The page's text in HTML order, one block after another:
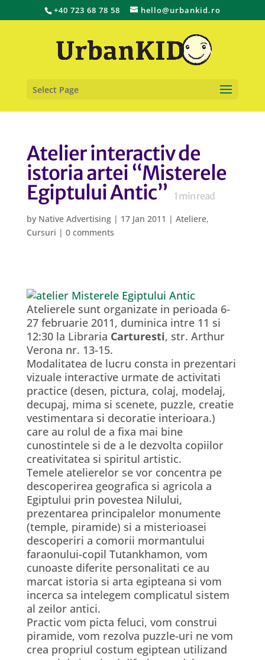
+40 723 68 78 58 hello@urbankid.ro
Select Page
Atelier interactiv de
istoria artei “Misterele
Egiptului Antic”
1 min read
by Native Advertising| 17 Jan 2011 | Ateliere,
Cursuri | 0 comments
Atelierele sunt organizate in perioada 6-
27 februarie 2011, duminica intre 11 si
12:30 la Libraria Carturesti, str. Arthur
Verona nr. 13-15.
Modalitatea de lucru consta in prezentari
vizuale interactive urmate de activitati
practice (desen, pictura, colaj, modelaj,
decupaj, mima si scenete, puzzle, creatie
vestimentara si decoratie interioara.)
care au rolul de a fixa mai bine
cunostintele si de a le dezvolta copiilor
creativitatea si spiritul artistic.
Temele atelierelor se vor concentra pe
descoperirea geografica si agricola a
Egiptului prin povestea Nilului,
prezentarea principalelor monumente
(temple, piramide) si a misterioasei
descoperiri a comorii mormantului
faraonului-copil Tutankhamon, vom
cunoaste diferite personalitati ce au
marcat istoria si arta egipteana si vom
incerca sa intelegem complicatul sistem
al zeilor antici.
Practic vom picta feluci, vom construi
piramide, vom rezolva puzzle-uri ne vom
crea propriul costum egiptean utilizand